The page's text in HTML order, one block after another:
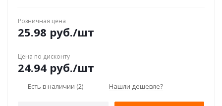
Розничная цена
25.98 руб./шт
Цена по дисконту
24.94 руб./шт
Есть в наличии (2) Нашли дешевле?